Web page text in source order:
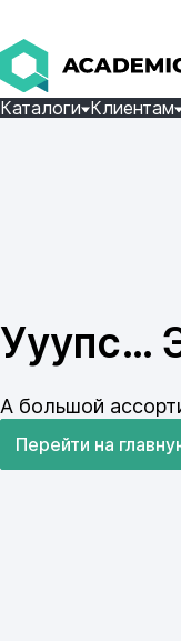
Каталоги Клиентам
Ууупс…
А большой
Перейти на